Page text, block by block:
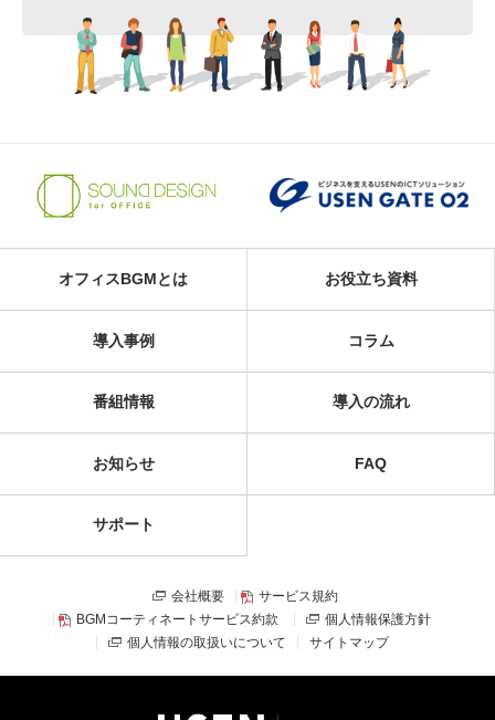
オフィスBGMとは お役立ち資料
導入事例 コラム
番組情報 導入の流れ
お知らせ FAQ
サポート
会社概要
サービス規約
BGMコーティネートサービス約款
個人情報保護方針
個人情報の取扱いについて
サイトマップ